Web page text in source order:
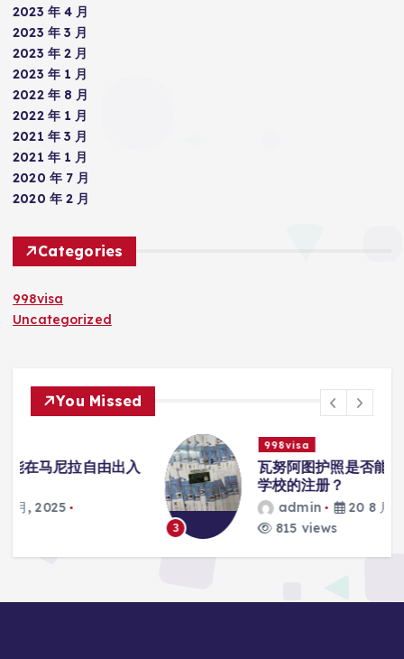
2023 年 4 月
2023 年 3 月
2023 年 2 月
2023 年 1 月
2022 年 8 月
2022 年 1 月
2021 年 3 月
2021 年 1 月
2020 年 7 月
2020 年 2 月
Categories
998visa
Uncategorized
You Missed
瓦努阿图护照是否能在马尼拉使用国际
学校的注册？
admin
20 8 月, 2025
815 views